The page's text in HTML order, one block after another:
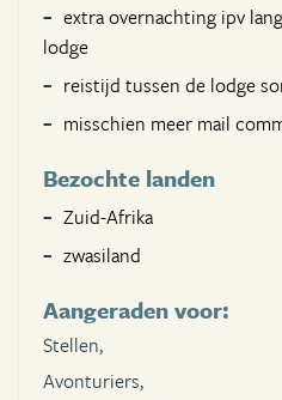
extra overnachting ipv
lodge
reistijd tussen de lodge
misschien meer mail
Bezochte landen
Zuid-Afrika
zwasiland
Aangeraden voor:
Stellen,
Avonturiers,